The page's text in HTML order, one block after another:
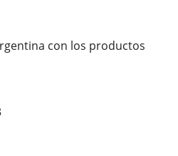
con los productos